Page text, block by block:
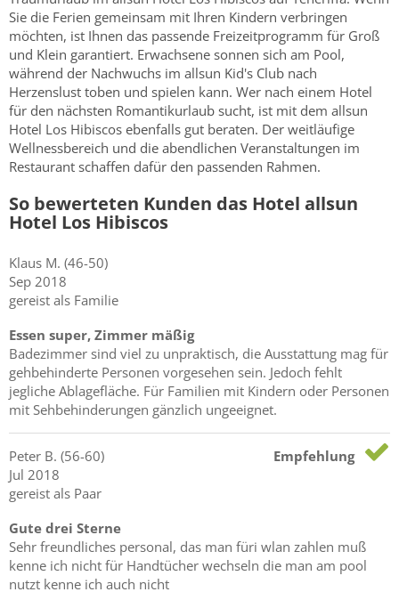
Sie die Ferien gemeinsam mit Ihren Kindern verbringen
möchten, ist Ihnen das passende Freizeitprogramm für Groß
und Klein garantiert. Erwachsene sonnen sich am Pool,
während der Nachwuchs im allsun Kid's Club nach
Herzenslust toben und spielen kann. Wer nach einem Hotel
für den nächsten Romantikurlaub sucht, ist mit dem allsun
Hotel Los Hibiscos ebenfalls gut beraten. Der weitläufige
Wellnessbereich und die abendlichen Veranstaltungen im
Restaurant schaffen dafür den passenden Rahmen.
So bewerteten Kunden das Hotel allsun
Hotel Los Hibiscos
Klaus M. (46-50)
Sep 2018
gereist als Familie
Essen super, Zimmer mäßig
Badezimmer sind viel zu unpraktisch, die Ausstattung mag für
gehbehinderte Personen vorgesehen sein. Jedoch fehlt
jegliche Ablagefläche. Für Familien mit Kindern oder Personen
mit Sehbehinderungen gänzlich ungeeignet.
Peter B. (56-60)
Jul 2018
gereist als Paar
Empfehlung
Gute drei Sterne
Sehr freundliches personal, das man füri wlan zahlen muß
kenne ich nicht für Handtücher wechseln die man am pool
nutzt kenne ich auch nicht